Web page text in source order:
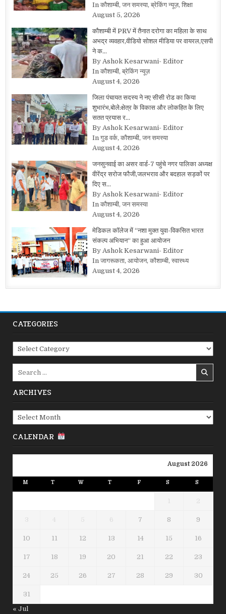
In कौशाम्बी, जन समस्या, ब्रेकिंग न्यूज़, शिक्षा
August 5, 2026
कौशाम्बी में PRV में तैनात दरोगा का महिला के साथ
अभद्र व्यवहार,वीडियो सोशल मीडिया पर वायरल,एसपी
ने क…
By Ashok Kesarwani- Editor
In कौशाम्बी, ब्रेकिंग न्यूज़
August 4, 2026
जिला पंचायत सदस्य ने नए सीसी रोड का किया
शुभारंभ,बोले:क्षेत्र के विकास और लोकहित के लिए
सतत प्रयास र…
By Ashok Kesarwani- Editor
In गुड वर्क, कौशाम्बी, जन समस्या
August 4, 2026
जनसुनवाई का असर वार्ड-7 पहुंचे नगर पालिका अध्यक्ष
वीरेंद्र सरोज फौजी,जलभराव और बदहाल सड़कों पर
दिए स…
By Ashok Kesarwani- Editor
In कौशाम्बी, जन समस्या
August 4, 2026
मेडिकल कॉलेज में “नशा मुक्त युवा-विकसित भारत
संकल्प अभियान“ का हुआ आयोजन
By Ashok Kesarwani- Editor
In जागरूकता, आयोजन, कौशाम्बी, स्वास्थ्य
August 4, 2026
CATEGORIES
Categories
ARCHIVES
Archives
CALENDAR
August 2026
M T W T F S S
1 2
3 4 5 6 7 8 9
10 11 12 13 14 15 16
17 18 19 20 21 22 23
24 25 26 27 28 29 30
31
« Jul